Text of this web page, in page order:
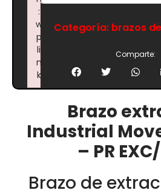
Categoría: brazos
Comparte:
Brazo
Industrial
– PR
Brazo de
:
w
p
li
n
k
Failed to initialize plugin: wplink